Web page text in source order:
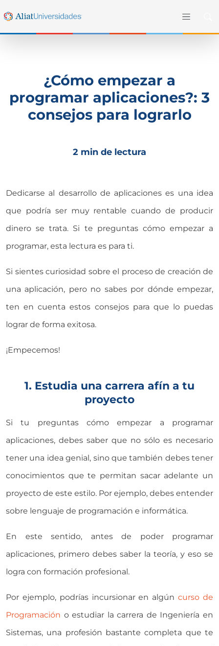
¿Cómo empezar a
programar aplicaciones?: 3
consejos para lograrlo
2 min de lectura
Dedicarse al desarrollo de aplicaciones es una idea
que podría ser muy rentable cuando de producir
dinero se trata. Si te preguntas cómo empezar a
programar, esta lectura es para ti.
Si sientes curiosidad sobre el proceso de creación de
una aplicación, pero no sabes por dónde empezar,
ten en cuenta estos consejos para que lo puedas
lograr de forma exitosa.
¡Empecemos!
1. Estudia una carrera afín a tu
proyecto
Si tu preguntas cómo empezar a programar
aplicaciones, debes saber que no sólo es necesario
tener una idea genial, sino que también debes tener
conocimientos que te permitan sacar adelante un
proyecto de este estilo. Por ejemplo, debes entender
sobre lenguaje de programación e informática.
En este sentido, antes de poder programar
aplicaciones, primero debes saber la teoría, y eso se
logra con formación profesional.
Por ejemplo, podrías incursionar en algúncurso de
Programación o estudiar la carrera de Ingeniería en
Sistemas, una profesión bastante completa que te